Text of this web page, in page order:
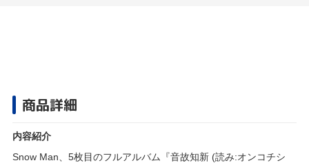
商品詳細
内容紹介
Snow Man、5枚目のフルアルバム『音故知新 (読み:オンコチシ